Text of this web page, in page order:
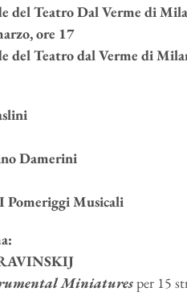
del Teatro Dal Verme di
ore 17
del Teatro dal Verme di
Damerini
Pomeriggi Musicali
Miniaturesper 15